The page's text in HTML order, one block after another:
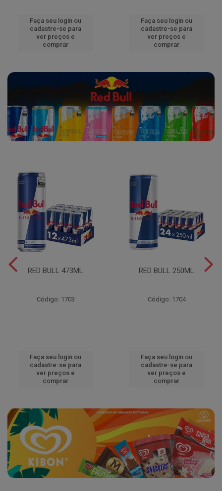
Faça seu login ou
cadastre-se para
ver preços e
comprar
Faça seu login ou
cadastre-se para
ver preços e
comprar
RED BULL 473ML
Código: 1703
Faça seu login ou
cadastre-se para
ver preços e
comprar
RED BULL 250ML
Código: 1704
Faça seu login ou
cadastre-se para
ver preços e
comprar